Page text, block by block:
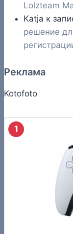
Lolzteam
Katja к
решение
Реклама
Kotofoto
1